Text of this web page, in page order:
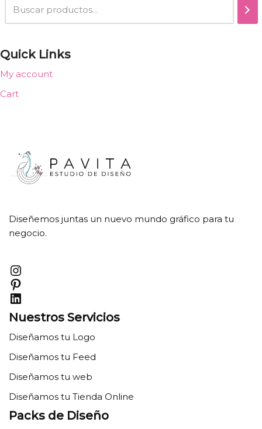
Quick Links
My account
Cart
Diseñemos juntas un nuevo mundo gráfico para tu
negocio.
Nuestros Servicios
Diseñamos tu Logo
Diseñamos tu Feed
Diseñamos tu web
Diseñamos tu Tienda Online
Packs de Diseño